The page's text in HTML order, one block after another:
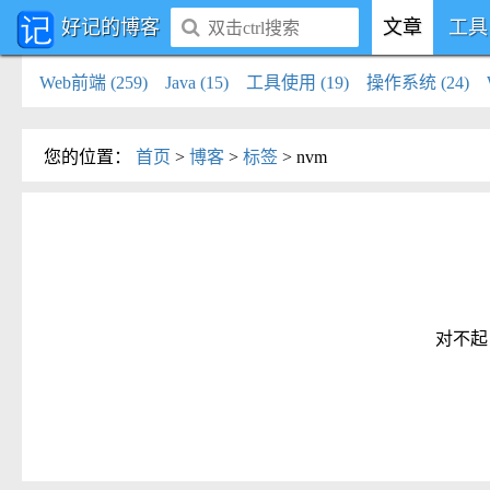
好记的博客 文章 工具
Web前端 (259) Java (15) 工具使用 (19) 操作系统 (24)
您的位置 ： 首页 > 博客 > 标签 > nvm
对不